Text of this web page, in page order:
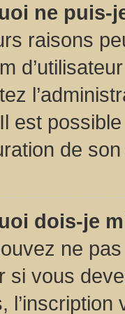
ne puis-
raisons
est
de
dois-je
ne
si vous